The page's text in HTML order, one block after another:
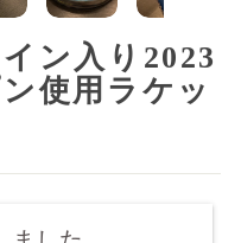
ン入り2023
使用ラケッ